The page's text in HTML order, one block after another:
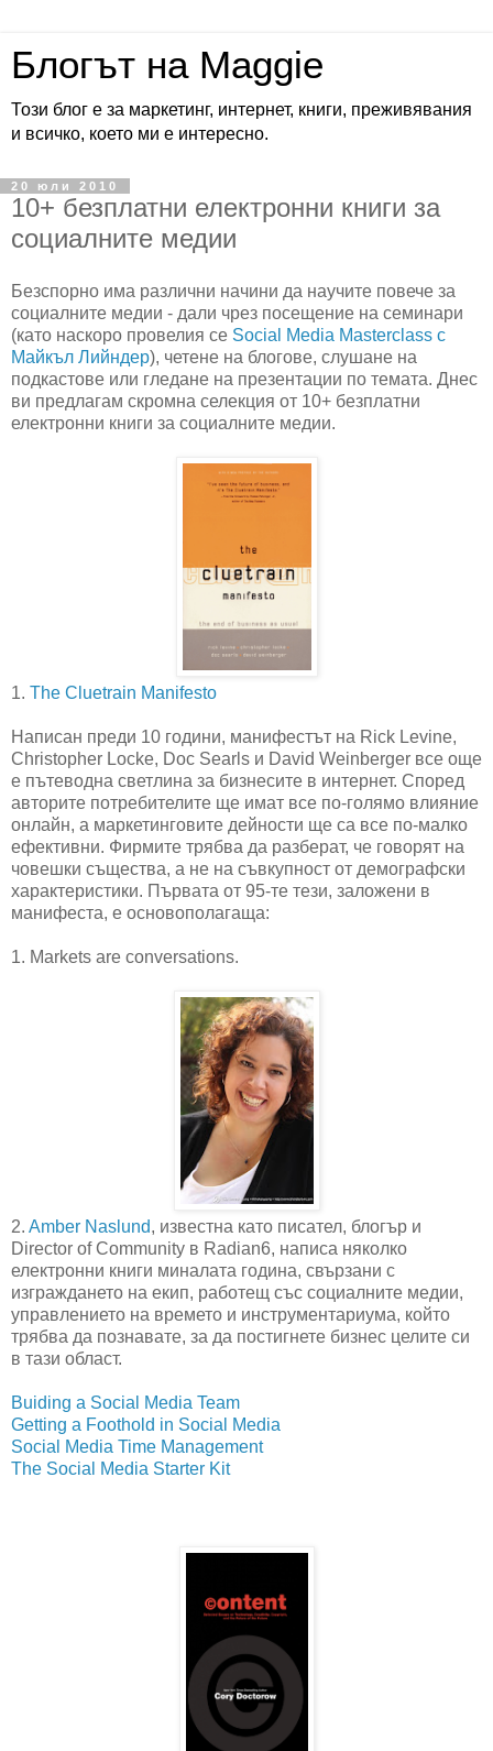
Блогът на Maggie
Този блог е за маркетинг, интернет, книги, преживявания
и всичко, което ми е интересно.
20 юли 2010
10+ безплатни електронни книги за
социалните медии
Безспорно има различни начини да научите повече за
социалните медии - дали чрез посещение на семинари
(като наскоро провелия се Social Media Masterclass с
Майкъл Лийндер), четене на блогове, слушане на
подкастове или гледане на презентации по темата. Днес
ви предлагам скромна селекция от 10+ безплатни
електронни книги за социалните медии.
1. The Cluetrain Manifesto
Написан преди 10 години, манифестът на Rick Levine,
Christopher Locke, Doc Searls и David Weinberger все още
е пътеводна светлина за бизнесите в интернет. Според
авторите потребителите ще имат все по-голямо влияние
онлайн, а маркетинговите дейности ще са все по-малко
ефективни. Фирмите трябва да разберат, че говорят на
човешки същества, а не на съвкупност от демографски
характеристики. Първата от 95-те тези, заложени в
манифеста, е основополагаща:
1. Markets are conversations.
2. Amber Naslund, известна като писател, блогър и
Director of Community в Radian6, написа няколко
електронни книги миналата година, свързани с
изграждането на екип, работещ със социалните медии,
управлението на времето и инструментариума, който
трябва да познавате, за да постигнете бизнес целите си
в тази област.
Buiding a Social Media Team
Getting a Foothold in Social Media
Social Media Time Management
The Social Media Starter Kit